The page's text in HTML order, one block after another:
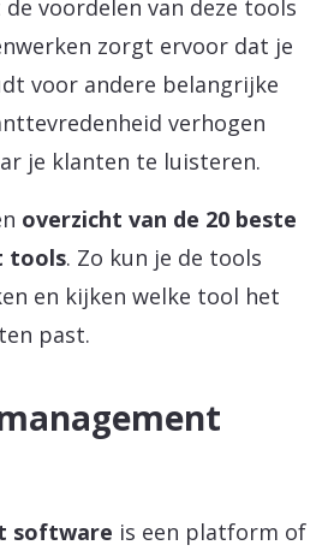
voordelen van deze tools
zorgt ervoor dat je
voor andere belangrijke
verhogen
je klanten te luisteren.
overzicht van de 20 beste
tools. Zo kun je de tools
en kijken welke tool het
past.
software is een platform of